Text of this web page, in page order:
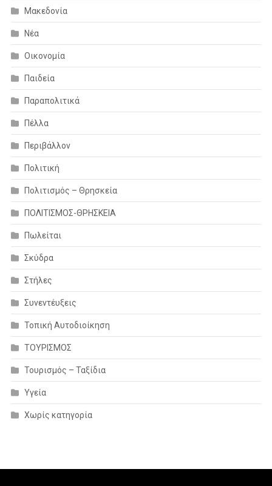
Μακεδονία
Νέα
Οικονομία
Παιδεία
Παραπολιτικά
Πέλλα
Περιβάλλον
Πολιτική
Πολιτισμός – Θρησκεία
ΠΟΛΙΤΙΣΜΟΣ-ΘΡΗΣΚΕΙΑ
Πωλείται
Σκύδρα
Στήλες
Συνεντέυξεις
Τοπική Αυτοδιοίκηση
ΤΟΥΡΙΣΜΟΣ
Τουρισμός – Ταξίδια
Υγεία
Χωρίς κατηγορία